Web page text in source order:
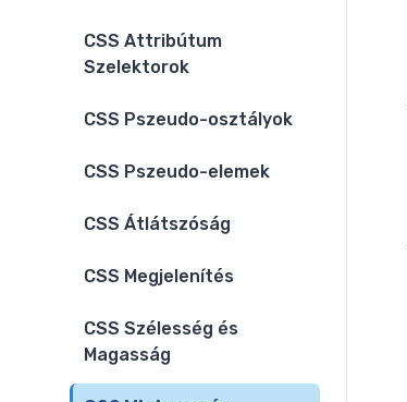
CSS Attribútum
Szelektorok
CSS Pszeudo-osztályok
CSS Pszeudo-elemek
CSS Átlátszóság
CSS Megjelenítés
CSS Szélesség és
Magasság